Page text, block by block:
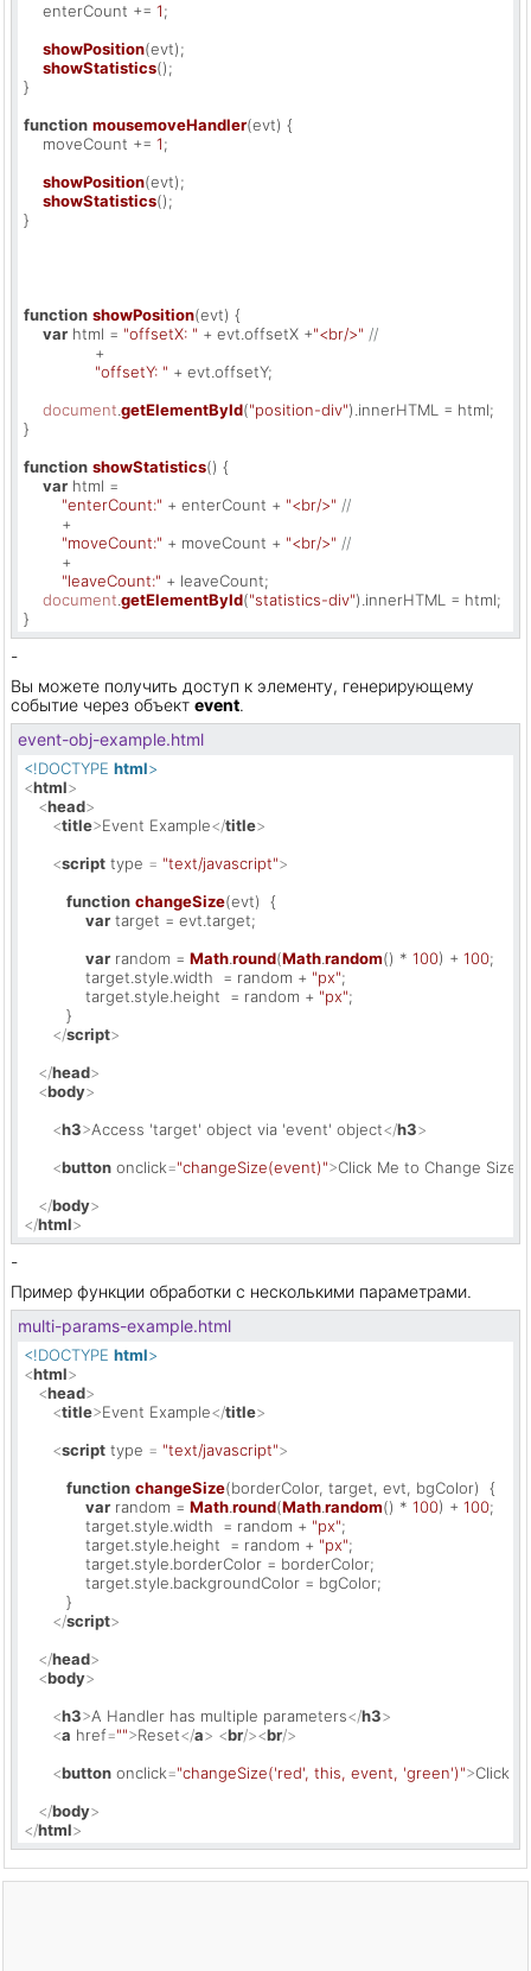
    enterCount +=
1;
showPosition(evt);
showStatistics();
}
function mousemoveHandler(evt) {
    moveCount +=
1;
showPosition(evt);
showStatistics();
}
function showPosition(evt) {
var html = "offsetX: " + evt.offsetX +"<br/>" //
               +
"offsetY: " + evt.offsetY;
document.getElementById("position-div").innerHTML = html;
}
function showStatistics() {
var html =
"enterCount:" + enterCount + "<br/>" //
        +
"moveCount:" + moveCount + "<br/>" //
        +
"leaveCount:" + leaveCount;
document.getElementById("statistics-div").innerHTML = html;
}
-
Вы можете получить доступ к элементу, генерирующему
событие через объект event.
event-obj-example.html
<!DOCTYPE html>
<html>
<head>
<title>Event Example</title>
<script type = "text/javascript">
function changeSize(evt)  {
var target = evt.target;
var random = Math.round(Math.random() * 100) + 100;
             target.
style.width
  = random +
"px";
             target.
style.height
  = random +
"px";
         }
</script>
</head>
<body>
<h3>Access 'target' object via 'event' object</h3>
<button onclick="changeSize(event)">Click Me to Change Size
</body>
</html>
-
Пример функции обработки с несколькими параметрами.
multi-params-example.html
<!DOCTYPE html>
<html>
<head>
<title>Event Example</title>
<script type = "text/javascript">
function changeSize(borderColor, target, evt, bgColor)  {
var random = Math.round(Math.random() * 100) + 100;
             target.
style.width
  = random +
"px";
             target.
style.height
  = random +
"px";
             target.
style.borderColor = borderColor;
             target.
style.backgroundColor = bgColor;
         }
</script>
</head>
<body>
<h3>A Handler has multiple parameters</h3>
<a href="">Reset</a> <br/><br/>
<button onclick="changeSize('red', this, event, 'green')">Click
</body>
</html>